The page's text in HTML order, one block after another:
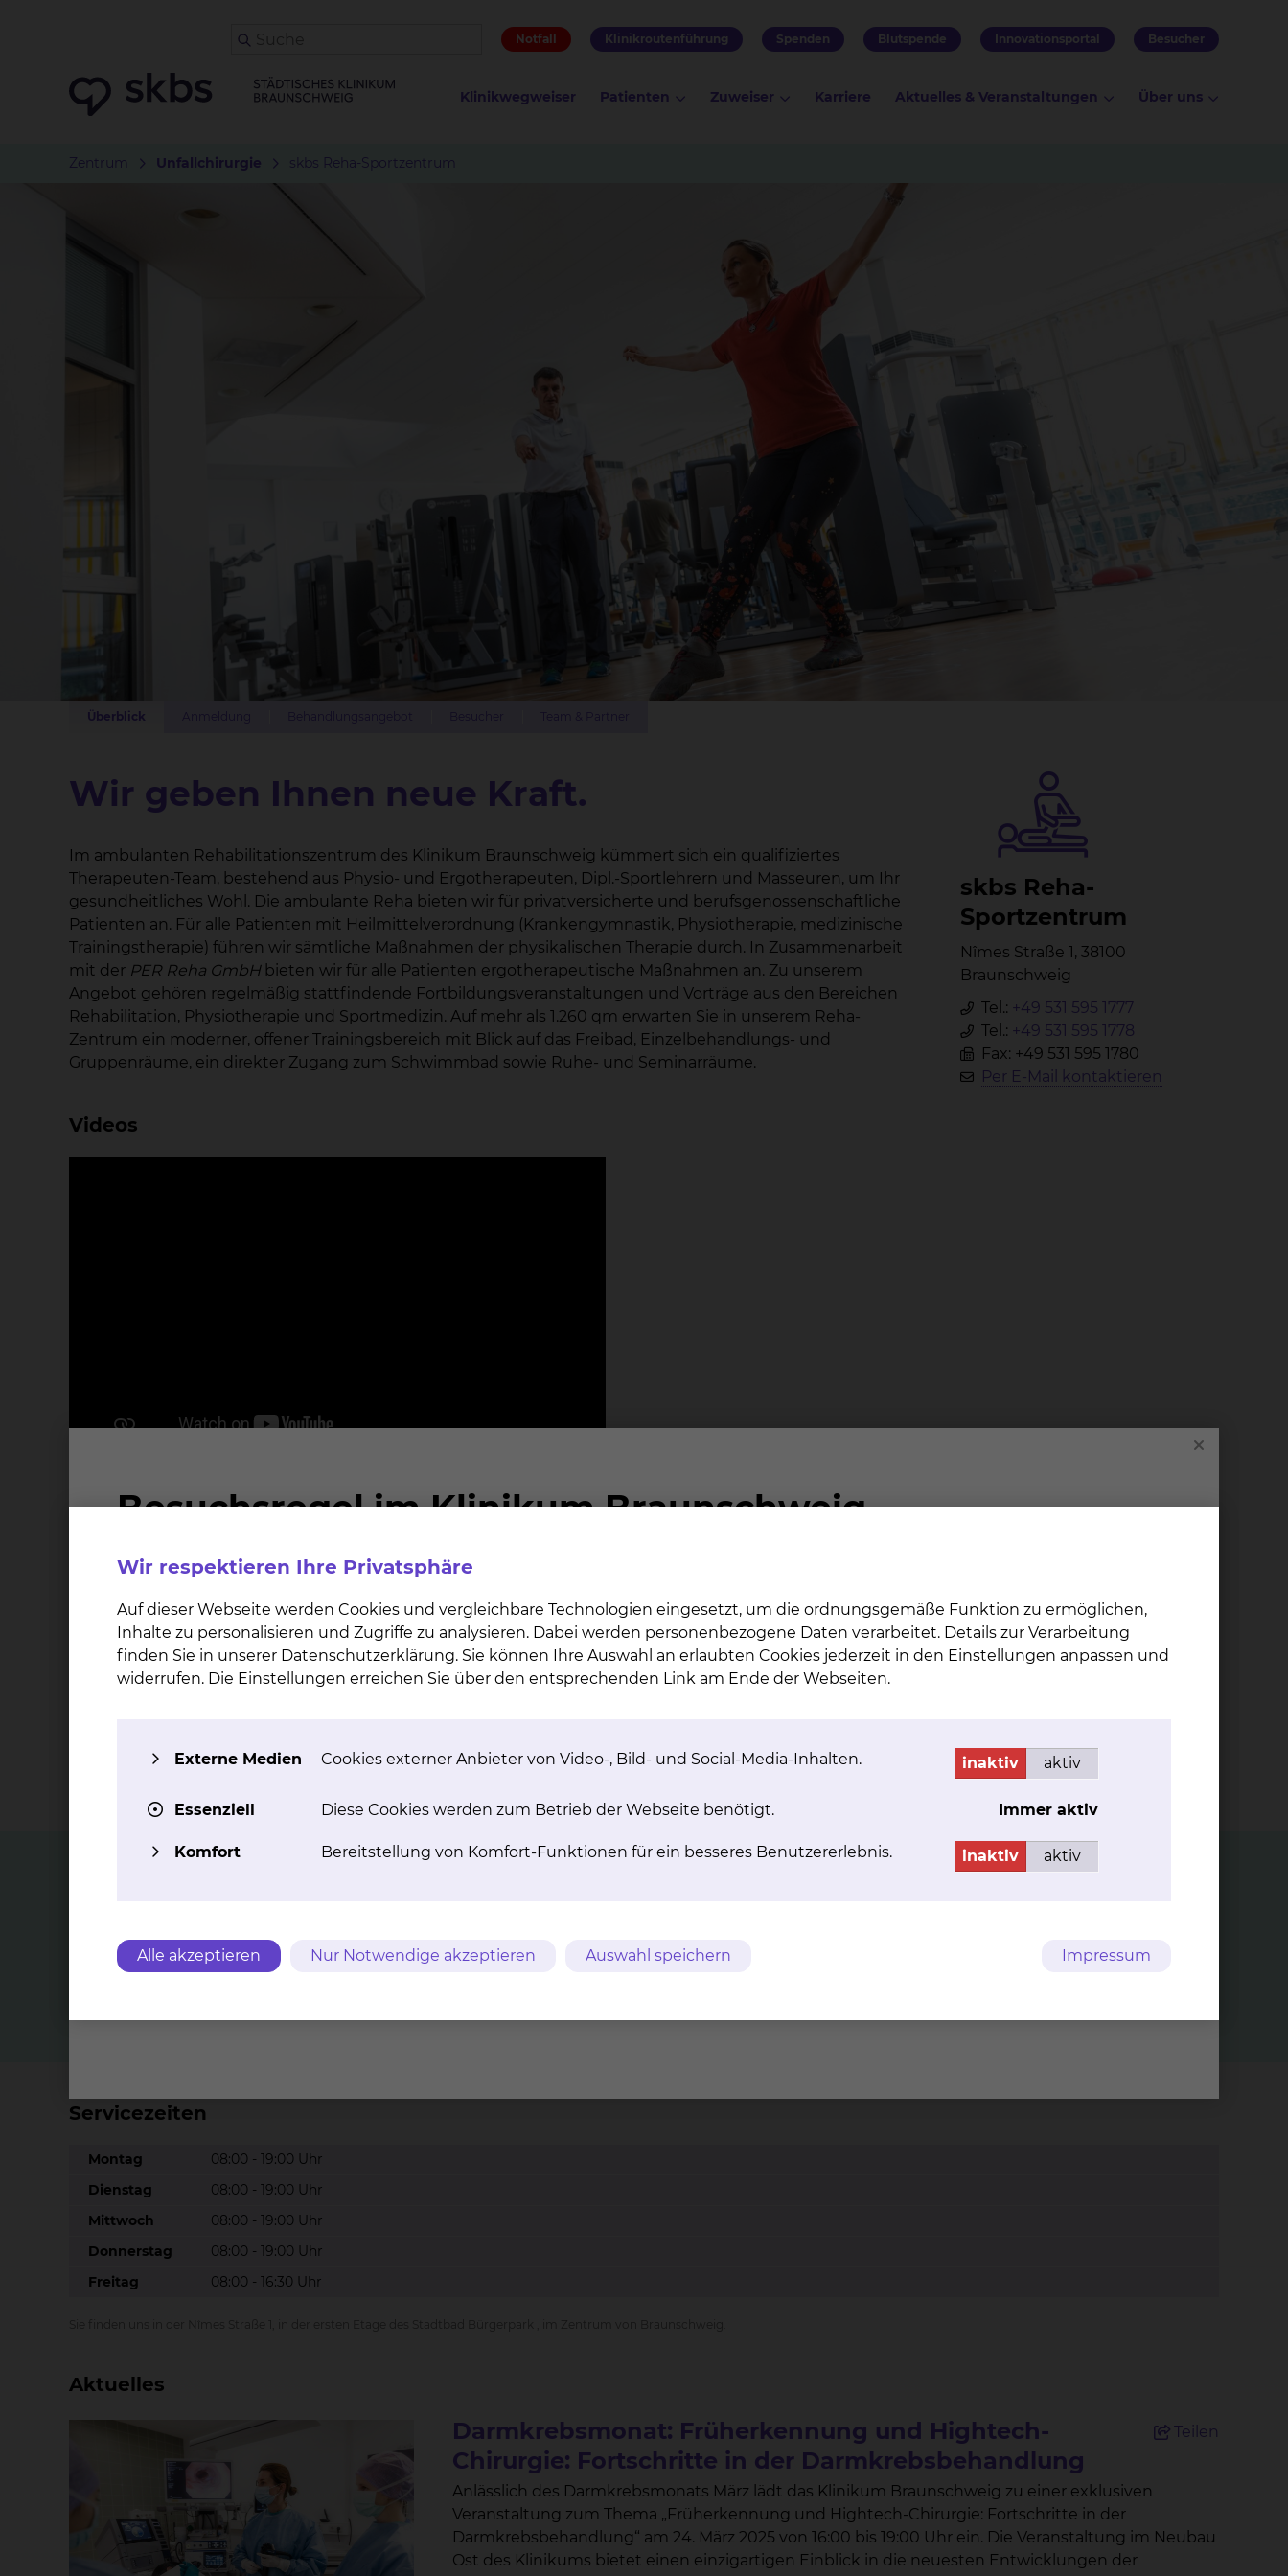
Notfall Klinikroutenführung Spenden Blutspende Innovationsportal Besucher
Klinikwegweiser Patienten Zuweiser Karriere Aktuelles & Veranstaltungen Über uns
Zentrum Unfallchirurgie skbs Reha-Sportzentrum
Überblick
skbs Re­ha-
Sport­zen­trum
Nîmes Straße 1, 38100
Braunschweig
Tel.: +49 531 595 1777
Tel.: +49 531 595 1778
Fax: +49 531 595 1780
Per E-Mail kontaktieren
Wir geben Ihnen neue Kraft.
Im ambulanten Rehabilitationszentrum des Klinikum Braunschweig kümmert sich ein qualifiziertes
Therapeuten-Team, bestehend aus Physio- und Ergotherapeuten, Dipl.-Sportlehrern und Masseuren, um Ihr
gesundheitliches Wohl. Die ambulante Reha bieten wir für privatversicherte und berufsgenossenschaftliche
Patienten an. Für alle Patienten mit Heilmittelverordnung (Krankengymnastik, Physiotherapie, medizinische
Trainingstherapie) führen wir sämtliche Maßnahmen der physikalischen Therapie durch. In Zusammenarbeit
mit der PER Reha GmbHbieten wir für alle Patienten ergotherapeutische Maßnahmen an. Zu unserem
Angebot gehören regelmäßig stattfindende Fortbildungsveranstaltungen und Vorträge aus den Bereichen
Rehabilitation, Physiotherapie und Sportmedizin. Auf mehr als 1.260 qm erwarten Sie in unserem Reha-
Zentrum ein moderner, offener Trainingsbereich mit Blick auf das Freibad, Einzelbehandlungs- und
Gruppenräume, ein direkter Zugang zum Schwimmbad sowie Ruhe- und Seminarräume.
Videos
Physiotherapie im skbs
Reha-Sportzentrum
Erweiterte Ambulante
Physiotherapie (EAP)
Medizinische
Trainingstherapie (MTT)
Ergotherapie/Arbeitstherapie
Servicezeiten
Montag
08:00 - 19:00 Uhr
Dienstag
08:00 - 19:00 Uhr
Mittwoch
08:00 - 19:00 Uhr
Donnerstag
08:00 - 19:00 Uhr
Freitag
08:00 - 16:30 Uhr
Aktuelles
Darmkrebsmonat: Früherkennung und Hightech-
Chirurgie: Fortschritte in der Darmkrebsbehandlung
Teilen
Anlässlich des Darmkrebsmonats März lädt das Klinikum Braunschweig zu einer exklusiven
Veranstaltung zum Thema „Früherkennung und Hightech-Chirurgie: Fortschritte in der
Darmkrebsbehandlung“ am 24. März 2025 von 16:00 bis 19:00 Uhr ein. Die Veranstaltung im Neubau
Ost des Klinikums bietet einen einzigartigen Einblick in die neuesten Entwicklungen der
Wir respektieren Ihre Privatsphäre
Auf dieser Webseite werden Cookies und vergleichbare Technologien eingesetzt, um die ordnungsgemäße Funktion zu ermöglichen,
Inhalte zu personalisieren und Zugriffe zu analysieren. Dabei werden personenbezogene Daten verarbeitet. Details zur Verarbeitung
finden Sie in unserer Datenschutzerklärung. Sie können Ihre Auswahl an erlaubten Cookies jederzeit in den Einstellungen anpassen und
widerrufen. Die Einstellungen erreichen Sie über den entsprechenden Link am Ende der Webseiten.
Externe Medien Cookies externer Anbieter von Video-, Bild- und Social-Media-Inhalten. inaktiv aktiv
Essenziell Diese Cookies werden zum Betrieb der Webseite benötigt. Immer aktiv
Komfort Bereitstellung von Komfort-Funktionen für ein besseres Benutzererlebnis. inaktiv aktiv
Alle akzeptieren Nur Notwendige akzeptieren Auswahl speichern Impressum